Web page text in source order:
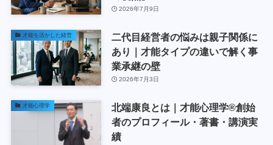
2026年7月9日
才能を活かした経営
二代目経営者の悩みは親子関係に
あり｜才能タイプの違いで解く事
業承継の壁
2026年7月3日
才能心理学
北端康良とは｜才能心理学®創始
者のプロフィール・著書・講演実
績